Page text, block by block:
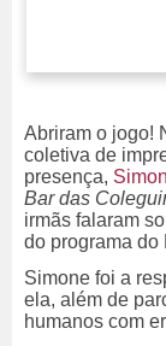
Abriram o jogo!
coletiva de
presença,
Bar das
irmãs falaram
do programa do
Simone foi a
ela, além de
humanos com